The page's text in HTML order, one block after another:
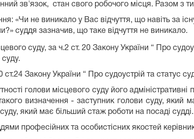
зв'язок, стан свого робочого місця. Разом з
«Чи не виникало у Вас відчуття, що навіть за
суддя зазначив, що таке відчуття не виникало.
суду, за ч.2 ст. 20 Закону України “ Про
суду.
ст.24 Закону України “ Про судоустрій та статус
голови місцевого суду його
такого визначення - заступник голови суду, який
який має більший стаж роботи на посаді судді.
професійних та особистісних якостей